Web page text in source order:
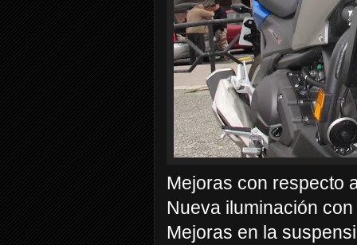
Mejoras con respecto
Nueva iluminación
Mejoras en la